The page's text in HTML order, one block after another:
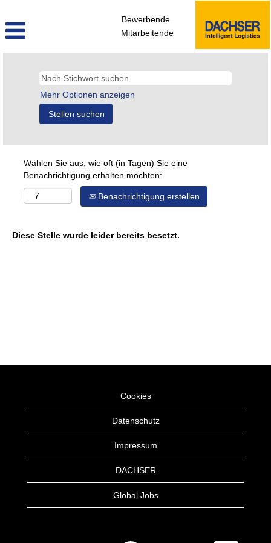
Bewerbende
Mitarbeitende
Mehr Optionen anzeigen
Wählen Sie aus, wie oft (in Tagen) Sie eine
Benachrichtigung erhalten möchten:
Benachrichtigung erstellen
Diese Stelle wurde leider bereits besetzt.
Cookies
Datenschutz
Impressum
DACHSER
Global Jobs